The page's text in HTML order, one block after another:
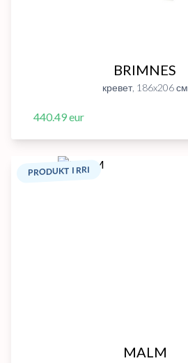
BRIMNES
кревет, 186x206 см
440.49 eur
PRODUKT I RRI
MALM